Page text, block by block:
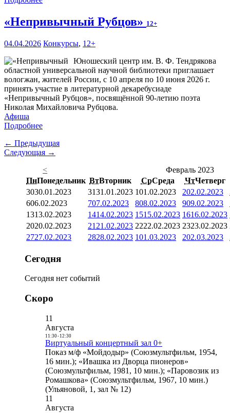
«Непривычный Рубцов» 12+
04.04.2026 Конкурсы, 12+
Юношеский центр им. В. Ф. Тендрякова
областной универсальной научной библиотеки приглашает
вологжан, жителей России, с 10 апреля по 10 июня 2026 г.
принять участие в литературной декаребусиаде
«Непривычный Рубцов», посвящённой 90-летию поэта
Николая Михайловича Рубцова.
Афиша
Подробнее
← Предыдущая
Следующая →
<
Февраль 2023
ПнПонедельник ВтВторник СрСреда ЧтЧетверг
3030.01.2023 3131.01.2023 101.02.2023 202.02.2023
606.02.2023 707.02.2023 808.02.2023 909.02.2023
1313.02.2023 1414.02.2023 1515.02.2023 1616.02.2023
2020.02.2023 21 21.02.2023 2222.02.2023 2323.02.2023
2727.02.2023 2828.02.2023 101.03.2023 202.03.2023
Сегодня
Сегодня нет событий
Скоро
11
Августа
11:30- 12:30
Виртуальный концертный зал 0+
Показ м/ф «Мойдодыр» (Союзмультфильм, 1954,
16 мин.); «Ивашка из Дворца пионеров»
(Союзмультфильм, 1981, 10 мин.); «Паровозик из
Ромашкова» (Союзмультфильм, 1967, 10 мин.)
(Ульяновой, 1, зал № 12)
11
Августа